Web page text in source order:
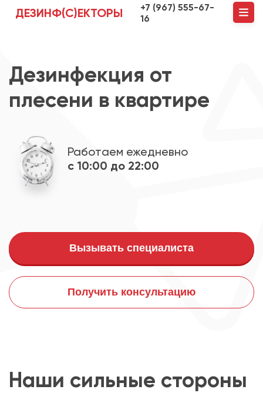
ДЕЗИНФ(С)ЕКТОРЫ
+7 (967) 555-67-
16
Дезинфекция от
плесени в квартире
Работаем ежедневно
с 10:00 до 22:00
Вызывать специалиста
Получить консультацию
Наши сильные стороны